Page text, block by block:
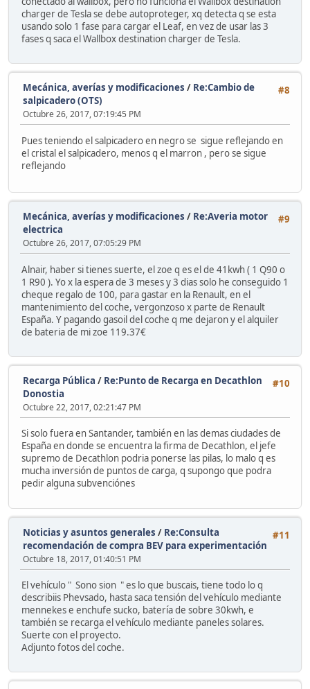
charger de Tesla se debe autoproteger, xq detecta q se esta
usando solo 1 fase para cargar el Leaf, en vez de usar las 3
fases q saca el Wallbox destination charger de Tesla.
#8
Mecánica, averías y modificaciones / Re:Cambio de
salpicadero (OTS)
Octubre 26, 2017, 07:19:45 PM
Pues teniendo el salpicadero en negro se sigue reflejando en
el cristal el salpicadero, menos q el marron , pero se sigue
reflejando
#9
Mecánica, averías y modificaciones / Re:Averia motor
electrica
Octubre 26, 2017, 07:05:29 PM
Alnair, haber si tienes suerte, el zoe q es el de 41kwh ( 1 Q90 o
1 R90 ). Yo x la espera de 3 meses y 3 dias solo he conseguido 1
cheque regalo de 100, para gastar en la Renault, en el
mantenimiento del coche, vergonzoso x parte de Renault
España. Y pagando gasoil del coche q me dejaron y el alquiler
de bateria de mi zoe 119.37€
#10
Recarga Pública / Re:Punto de Recarga en Decathlon
Donostia
Octubre 22, 2017, 02:21:47 PM
Si solo fuera en Santander, también en las demas ciudades de
España en donde se encuentra la firma de Decathlon, el jefe
supremo de Decathlon podria ponerse las pilas, lo malo q es
mucha inversión de puntos de carga, q supongo que podra
pedir alguna subvenciónes
#11
Noticias y asuntos generales / Re:Consulta
recomendación de compra BEV para experimentación
Octubre 18, 2017, 01:40:51 PM
El vehículo " Sono sion " es lo que buscais, tiene todo lo q
describiis Phevsado, hasta saca tensión del vehículo mediante
mennekes e enchufe sucko, batería de sobre 30kwh, e
también se recarga el vehículo mediante paneles solares.
Suerte con el proyecto.
Adjunto fotos del coche.